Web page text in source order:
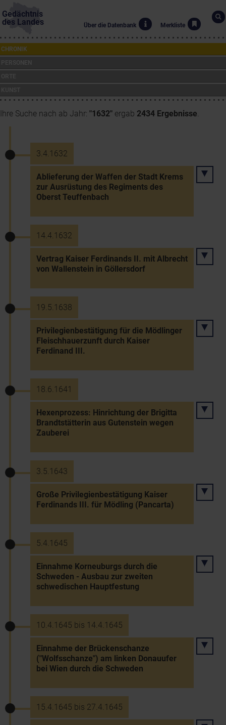
Gedächtnis
des Landes
Über die Datenbank Merkliste
CHRONIK
Ihre Suche nach ab Jahr: "1632" ergab 2434 Ergebnisse.
3.4.1632
Ablieferung der Waffen der Stadt Krems
zur Ausrüstung des Regiments des
Oberst Teuffenbach
14.4.1632
Vertrag Kaiser Ferdinands II. mit Albrecht
von Wallenstein in Göllersdorf
19.5.1638
Privilegienbestätigung für die Mödlinger
Fleischhauerzunft durch Kaiser
Ferdinand III.
18.6.1641
Hexenprozess: Hinrichtung der Brigitta
Brandtstätterin aus Gutenstein wegen
Zauberei
3.5.1643
Große Privilegienbestätigung Kaiser
Ferdinands III. für Mödling (Pancarta)
5.4.1645
Einnahme Korneuburgs durch die
Schweden - Ausbau zur zweiten
schwedischen Hauptfestung
10.4.1645 bis 14.4.1645
Einnahme der Brückenschanze
("Wolfsschanze") am linken Donauufer
bei Wien durch die Schweden
15.4.1645 bis 27.4.1645